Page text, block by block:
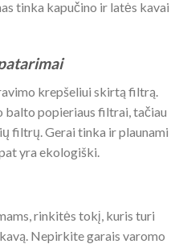
tinka kapučino ir latės kavai
krepšeliui skirtą filtrą.
balto popieriaus filtrai, tačiau
filtrų. Gerai tinka ir plaunami
yra ekologiški.
rinkitės tokį, kuris turi
Nepirkite garais varomo